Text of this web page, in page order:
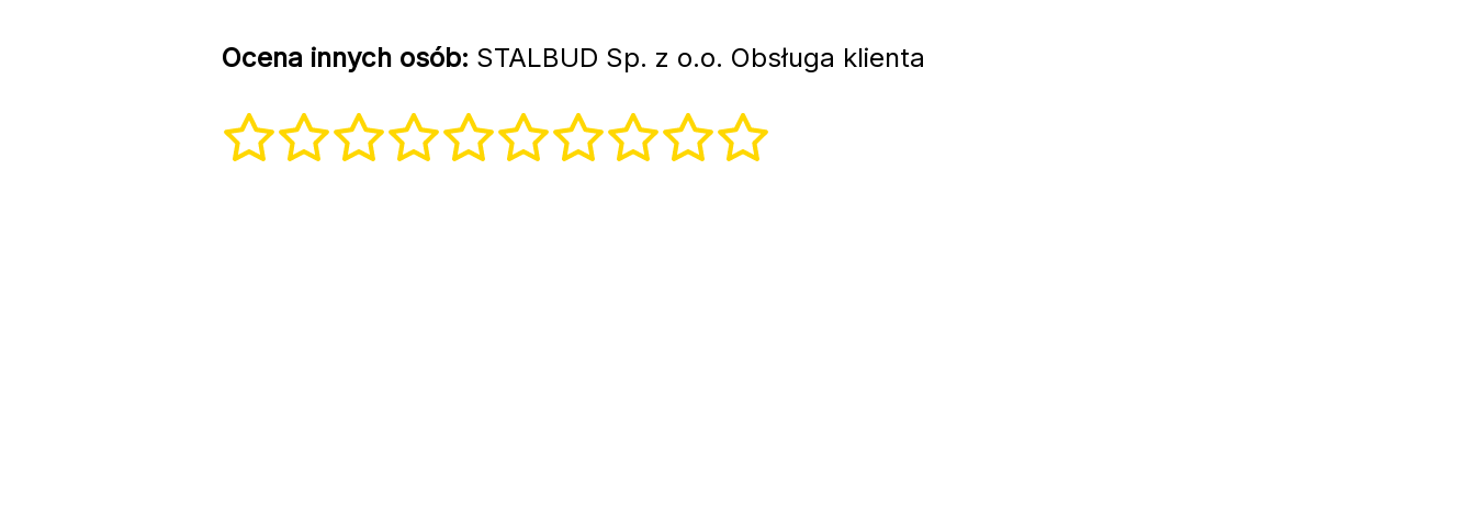
Ocena innych osób: STALBUD Sp. z o.o. Obsługa klienta